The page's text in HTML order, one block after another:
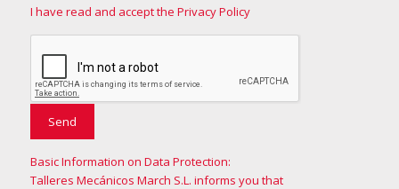
I have read and accept the Privacy Policy
Basic Information on Data Protection:
Talleres Mecánicos March S.L. informs you that